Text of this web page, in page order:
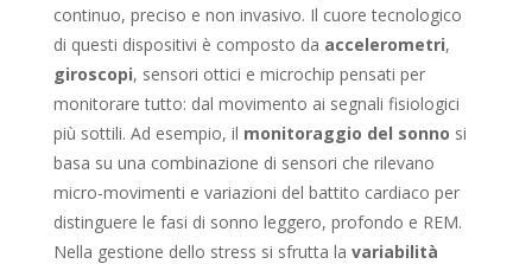
continuo, preciso e non invasivo. Il cuore tecnologico
di questi dispositivi è composto da accelerometri,
giroscopi, sensori ottici e microchip pensati per
monitorare tutto: dal movimento ai segnali fisiologici
più sottili. Ad esempio, il monitoraggio del sonno si
basa su una combinazione di sensori che rilevano
micro-movimenti e variazioni del battito cardiaco per
distinguere le fasi di sonno leggero, profondo e REM.
Nella gestione dello stress si sfrutta la variabilità